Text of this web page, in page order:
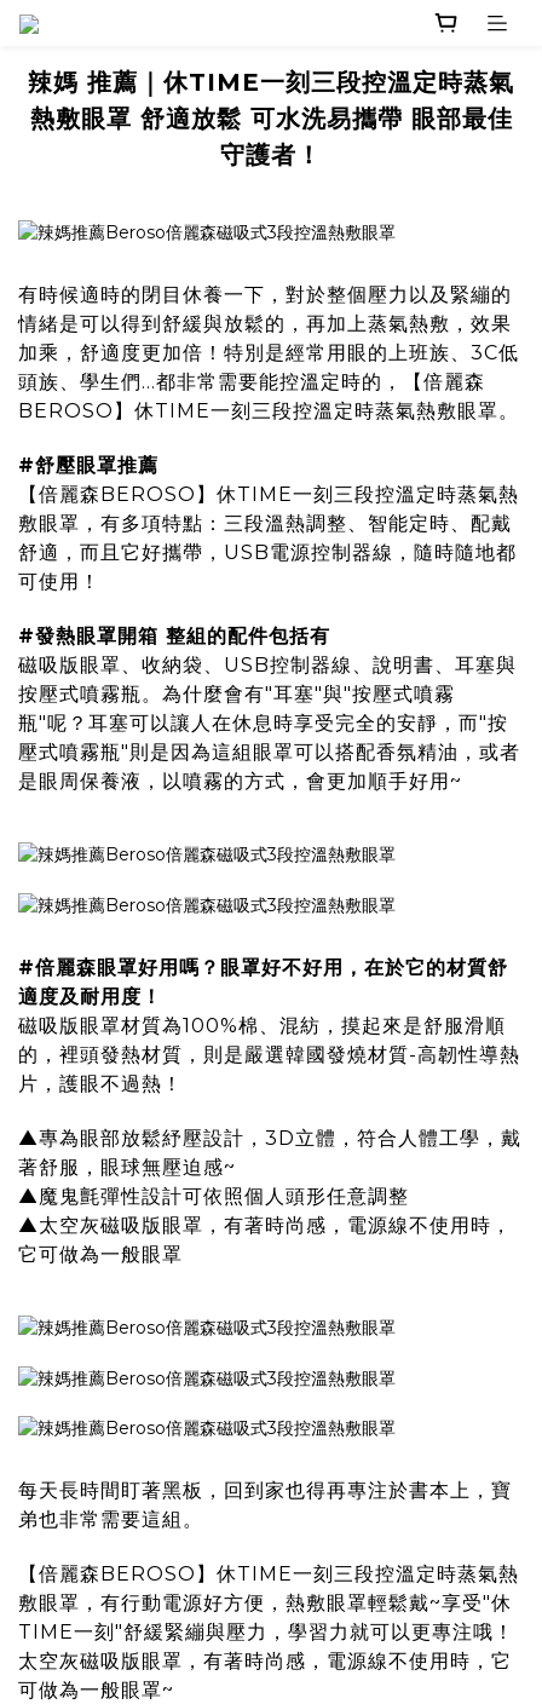
辣媽 推薦｜休TIME一刻三段控溫定時蒸氣
熱敷眼罩 舒適放鬆 可水洗易攜帶 眼部最佳
守護者！
有時候適時的閉目休養一下，對於整個壓力以及緊繃的
情緒是可以得到舒緩與放鬆的，再加上蒸氣熱敷，效果
加乘，舒適度更加倍！特別是經常用眼的上班族、3C低
頭族、學生們...都非常需要能控溫定時的，
【倍麗森
BEROSO】休TIME一刻三段控溫定時蒸氣熱敷眼罩。
#舒壓眼罩推薦
【倍麗森BEROSO】休TIME一刻三段控溫定時蒸氣熱
敷眼罩 ，有多項特點：三段溫熱調整、智能定時、配戴
舒適，而且它好攜帶，USB電源控制器線，隨時隨地都
可使用！
#發熱眼罩開箱 整組的配件包括有
磁吸版眼罩、收納袋、USB控制器線、說明書、耳塞與
按壓式噴霧瓶。為什麼會有"耳塞"與"按壓式噴霧
瓶"呢？耳塞可以讓人在休息時享受完全的安靜，而"按
壓式噴霧瓶"則是因為這組眼罩可以搭配香氛精油，或者
是眼周保養液，以噴霧的方式，會更加順手好用~
#倍麗森眼罩好用嗎？眼罩好不好用，在於它的材質舒
適度及耐用度！
磁吸版眼罩材質為100%棉、混紡，摸起來是舒服滑順
的，裡頭發熱材質，則是嚴選韓國發燒材質-高韌性導熱
片，護眼不過熱！
▲專為眼部放鬆紓壓設計，3D立體，符合人體工學，戴
著舒服，眼球無壓迫感~
▲魔鬼氈彈性設計可依照個人頭形任意調整
▲太空灰磁吸版眼罩，有著時尚感，電源線不使用時，
它可做為一般眼罩
每天長時間盯著黑板，回到家也得再專注於書本上，寶
弟也非常需要這組。
【倍麗森BEROSO】休TIME一刻三段控溫定時蒸氣熱
敷眼罩 ，有行動電源好方便，熱敷眼罩輕鬆戴~享受"休
TIME一刻"舒緩緊繃與壓力，學習力就可以更專注哦！
太空灰磁吸版眼罩，有著時尚感，電源線不使用時，它
可做為一般眼罩~